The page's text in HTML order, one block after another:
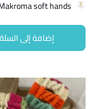
soft hands
إضافة إلى السلة